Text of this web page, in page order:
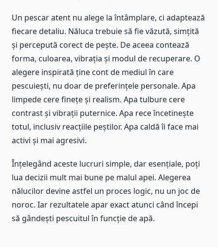
Un pescar atent nu alege la întâmplare, ci adaptează
fiecare detaliu. Năluca trebuie să fie văzută, simțită
și percepută corect de pește. De aceea contează
forma, culoarea, vibrația și modul de recuperare. O
alegere inspirată ține cont de mediul în care
pescuiești, nu doar de preferințele personale. Apa
limpede cere finețe și realism. Apa tulbure cere
contrast și vibrații puternice. Apa rece încetinește
totul, inclusiv reacțiile peștilor. Apa caldă îi face mai
activi și mai agresivi.
Înțelegând aceste lucruri simple, dar esențiale, poți
lua decizii mult mai bune pe malul apei. Alegerea
nălucilor devine astfel un proces logic, nu un joc de
noroc. Iar rezultatele apar exact atunci când începi
să gândești pescuitul în funcție de apă.